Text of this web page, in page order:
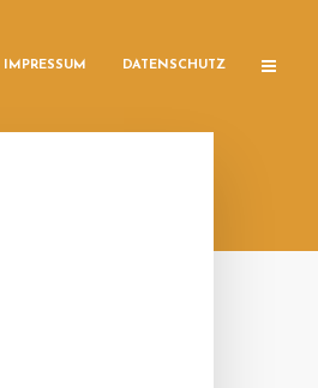
IMPRESSUM DATENSCHUTZ